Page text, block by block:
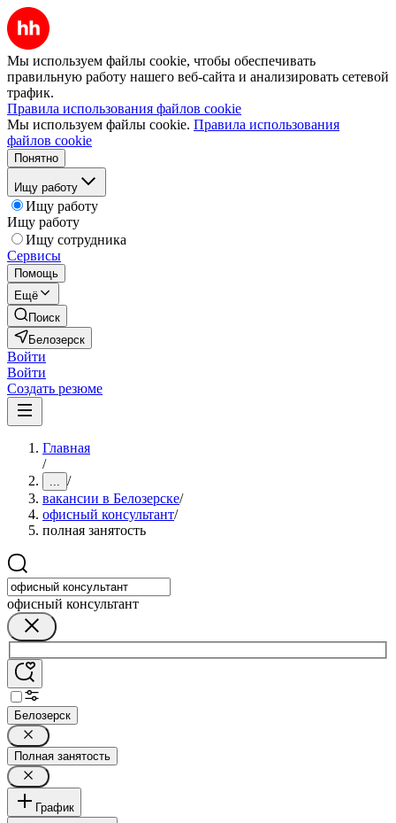
Мы используем файлы cookie, чтобы обеспечивать
правильную работу нашего веб-сайта и анализировать сетевой
трафик.
Правила использования файлов cookie
Мы используем файлы cookie. Правила использования
файлов cookie
Понятно
Ищу работу
Ищу работу
Ищу работу
Ищу сотрудника
Сервисы
Помощь
Ещё
Поиск
Белозерск
Войти
Войти
Создать резюме
Главная
/
... /
вакансии в Белозерске/
офисный консультант/
полная занятость
офисный консультант
Белозерск
Полная занятость
График